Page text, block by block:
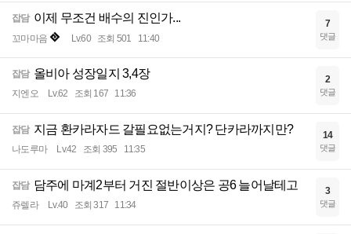
잡담 이제 무조건 배수의 진인가...
꼬마마음 Lv.60 조회 501 11:40
7
댓글
잡담 올비아 성장일지 3,4장
지엔오 Lv.62 조회 167 11:36
2
댓글
잡담 지금 환카라자드 갈필요없는거지? 단카라까지만?
나도루마 Lv.42 조회 395 11:35
14
댓글
잡담 담주에 마계2부터 거진 절반이상은 공6 늘어날테고
쥬렐라 Lv.40 조회 317 11:34
3
댓글